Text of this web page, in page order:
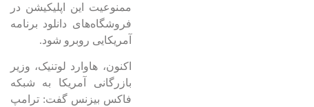
ممنوعیت این اپلیکیشن در
فروشگاه‌های دانلود برنامه
آمریکایی روبرو شود.
اکنون، هاوارد لوتنیک، وزیر
بازرگانی آمریکا به شبکه
فاکس بیزنس گفت: ترامپ